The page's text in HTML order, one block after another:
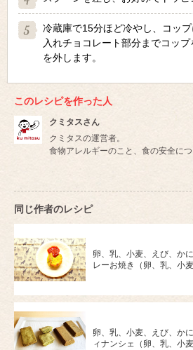
冷蔵庫で15分ほど冷やし、コッ
入れチョコレート部分までコッ
を外します。
このレシピを作った人
クミタスさん
クミタスの運営者。
食物アレルギーのこと、食の安全に
同じ作者のレシピ
卵、乳、小麦、えび、か
レーお焼き（卵、乳、小
卵、乳、小麦、えび、か
ィナンシェ（卵、乳、小麦